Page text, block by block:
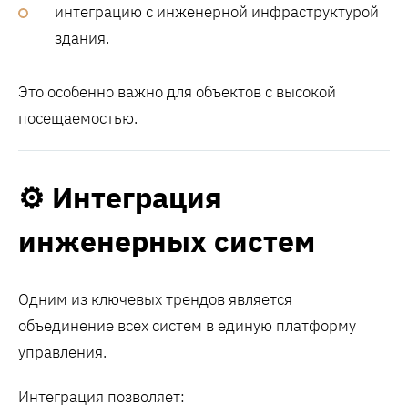
интеграцию с инженерной инфраструктурой
здания.
Это особенно важно для объектов с высокой
посещаемостью.
⚙️ Интеграция
инженерных систем
Одним из ключевых трендов является
объединение всех систем в единую платформу
управления.
Интеграция позволяет: